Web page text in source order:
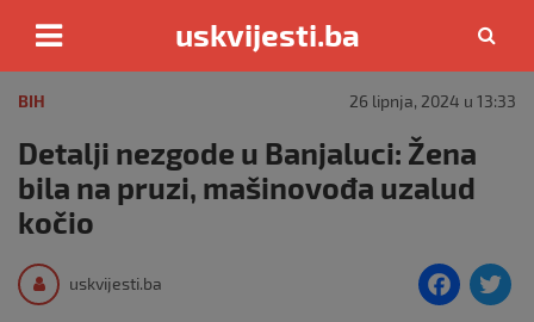
content
uskvijesti.ba
BIH 26 lipnja, 2024 u 13:33
Detalji nezgode u Banjaluci: Žena
bila na pruzi, mašinovođa uzalud
kočio
uskvijesti.ba
F